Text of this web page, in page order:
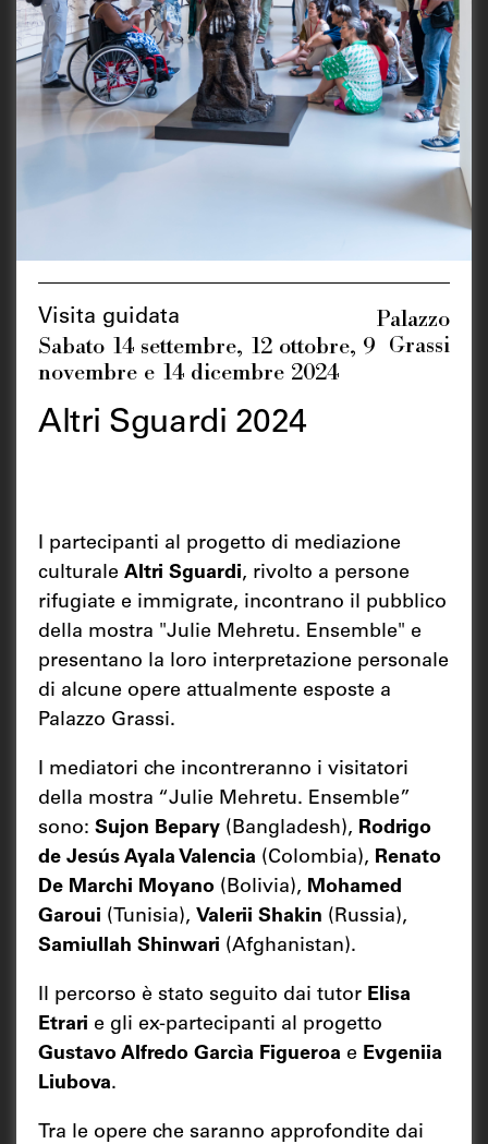
Visita guidata
Sabato 14 settembre, 12 ottobre, 9
novembre e 14 dicembre 2024
Palazzo
Grassi
Altri Sguardi 2024
I partecipanti al progetto di mediazione
culturale Altri Sguardi, rivolto a persone
rifugiate e immigrate, incontrano il pubblico
della mostra "Julie Mehretu. Ensemble" e
presentano la loro interpretazione personale
di alcune opere attualmente esposte a
Palazzo Grassi.
I mediatori che incontreranno i visitatori
della mostra “Julie Mehretu. Ensemble”
sono: Sujon Bepary (Bangladesh), Rodrigo
de Jesús Ayala Valencia (Colombia), Renato
De Marchi Moyano (Bolivia), Mohamed
Garoui (Tunisia), Valerii Shakin (Russia),
Samiullah Shinwari (Afghanistan).
Il percorso è stato seguito dai tutor Elisa
Etrari e gli ex-partecipanti al progetto
Gustavo Alfredo Garcìa Figueroa e Evgeniia
Liubova.
Tra le opere che saranno approfondite dai